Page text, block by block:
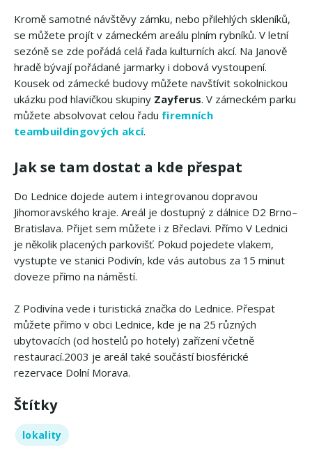
Kromě samotné návštěvy zámku, nebo přilehlých skleníků,
se můžete projít v zámeckém areálu plním rybníků. V letní
sezóně se zde pořádá celá řada kulturních akcí. Na Janově
hradě bývají pořádané jarmarky i dobová vystoupení.
Kousek od zámecké budovy můžete navštívit sokolnickou
ukázku pod hlavičkou skupiny Zayferus. V zámeckém parku
můžete absolvovat celou řadu firemních
teambuildingových akcí.
Jak se tam dostat a kde přespat
Do Lednice dojede autem i integrovanou dopravou
Jihomoravského kraje. Areál je dostupný z dálnice D2 Brno–
Bratislava. Přijet sem můžete i z Břeclavi. Přímo V Lednici
je několik placených parkovišť. Pokud pojedete vlakem,
vystupte ve stanici Podivín, kde vás autobus za 15 minut
doveze přímo na náměstí.
Z Podivína vede i turistická značka do Lednice. Přespat
můžete přímo v obci Lednice, kde je na 25 různých
ubytovacích (od hostelů po hotely) zařízení včetně
restaurací.2003 je areál také součástí biosférické
rezervace Dolní Morava.
Štítky
lokality